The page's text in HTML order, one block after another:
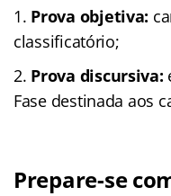
Prova objetiva:
classificatório;
Prova discursiva:
Fase destinada aos
Prepare-se